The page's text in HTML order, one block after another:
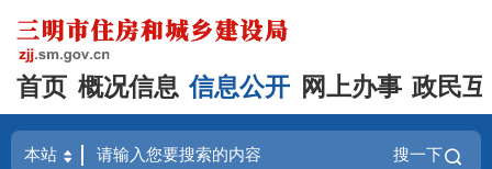
首页 概况信息 信息公开 网上办事 政民
搜一下